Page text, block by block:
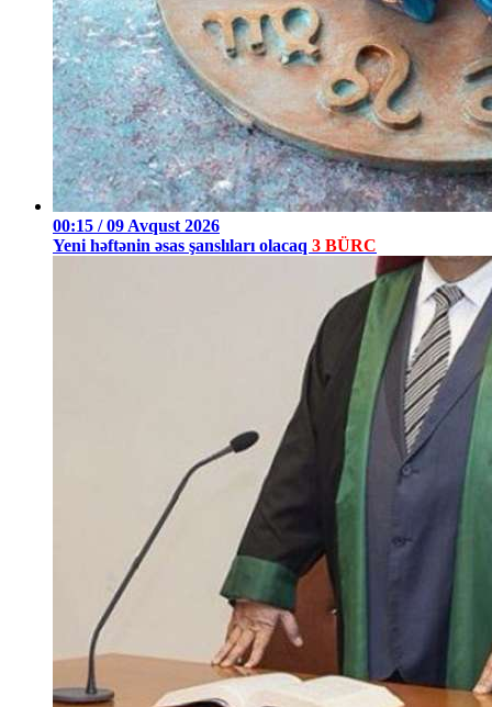
00:15 / 09 Avqust 2026
Yeni həftənin əsas şanslıları olacaq 3 BÜRC